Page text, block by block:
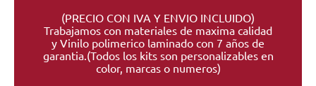
(PRECIO CON IVA Y ENVIO INCLUIDO)
Trabajamos con materiales de maxima calidad
y Vinilo polimerico laminado con 7 años de
garantia.(Todos los kits son personalizables en
color, marcas o numeros)